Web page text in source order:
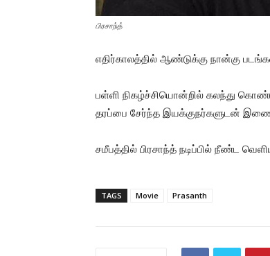
பிரசாந்த்
எதிர்காலத்தில் ஆண்டுக்கு நான்கு
பள்ளி நிகழ்ச்சியொன்றில் கலந்து
தரப்பை சேர்ந்த இயக்குநர்களுடன்
சமீபத்தில் பிரசாந்த் நடிப்பில் நீண்ட
TAGS Movie Prasanth